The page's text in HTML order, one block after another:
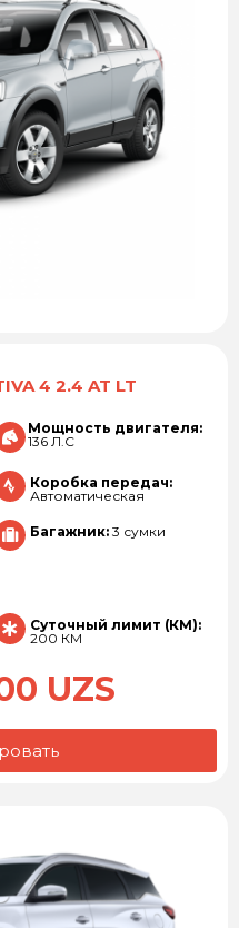
4 2.4 AT LT
Мощность двигателя:
136 Л.С
Коробка передач:
Автоматическая
Багажник: 3 сумки
Суточный лимит (КМ):
200 КМ
UZS